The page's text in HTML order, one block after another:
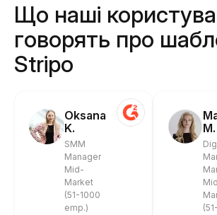
Що наші
говорять про
Stripo
Oksana
K.
SMM
Manager
Mid-
Market
(51-1000
emp.)
M.